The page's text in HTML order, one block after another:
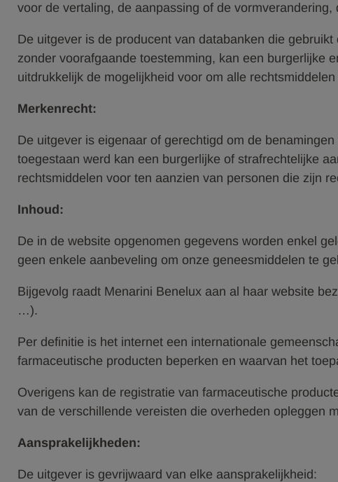
voor de vertaling, de aanpassing of de
De uitgever is de producent van databanken die
zonder voorafgaande toestemming, kan een burgerlijke
uitdrukkelijk de mogelijkheid voor om alle
Merkenrecht:
De uitgever is eigenaar of gerechtigd om de
toegestaan werd kan een burgerlijke of strafrechtelijke
rechtsmiddelen voor ten aanzien van personen die zijn
Inhoud:
De in de website opgenomen gegevens worden enkel
geen enkele aanbeveling om onze geneesmiddelen te
Bijgevolg raadt Menarini Benelux aan al haar website
…).
Per definitie is het internet een internationale
farmaceutische producten beperken en waarvan het
Overigens kan de registratie van farmaceutische
van de verschillende vereisten die overheden opleggen
Aansprakelijkheden:
De uitgever is gevrijwaard van elke aansprakelijkheid: